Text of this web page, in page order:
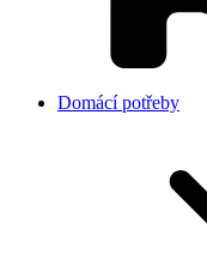
Domácí potřeby